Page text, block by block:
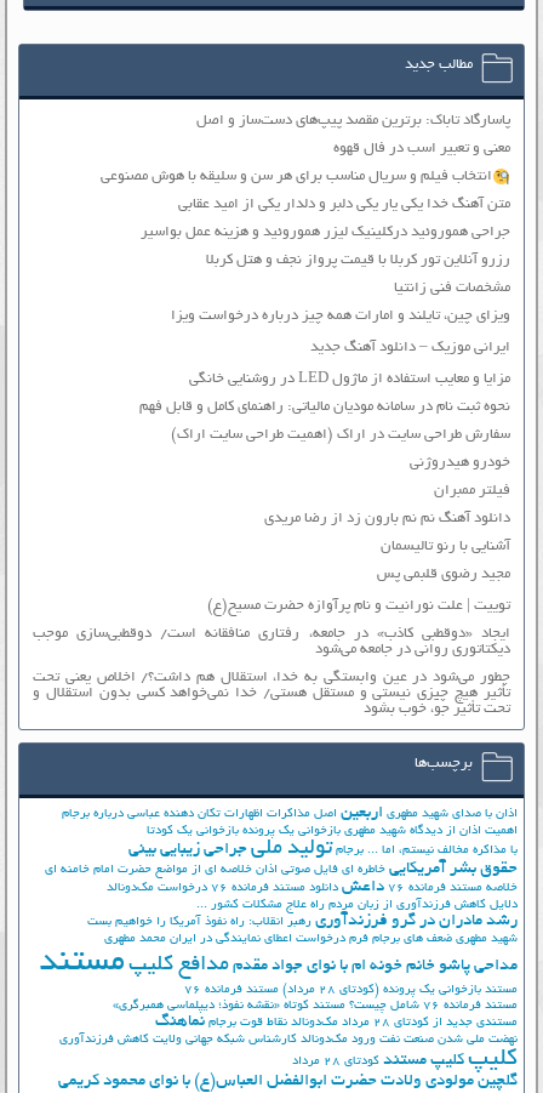
مطالب جدید
پاسارگاد تاباک: برترین مقصد پیپ‌های دست‌ساز و اصل
معنی و تعبیر اسب در فال قهوه
انتخاب فیلم و سریال مناسب برای هر سن و سلیقه با هوش مصنوعی
متن آهنگ خدا یکی یار یکی دلبر و دلدار یکی از امید عقابی
جراحی هموروئید درکلینیک لیزر هموروئید و هزینه عمل بواسیر
رزرو آنلاین تور کربلا با قیمت پرواز نجف و هتل کربلا
مشخصات فنی زانتیا
ویزای چین، تایلند و امارات همه چیز درباره درخواست ویزا
ایرانی موزیک – دانلود آهنگ جدید
مزایا و معایب استفاده از ماژول LED در روشنایی خانگی
نحوه ثبت نام در سامانه مودیان مالیاتی: راهنمای کامل و قابل فهم
سفارش طراحی سایت در اراک (اهمیت طراحی سایت اراک)
خودرو هیدروژنی
فیلتر ممبران
دانلود آهنگ نم نم بارون زد از رضا مریدی
آشنایی با رنو تالیسمان
مجید رضوی قلبمی پس
توییت | علت نورانیت و نام پرآوازه حضرت مسیح(ع)
ایجاد «دوقطبی کاذب» در جامعه، رفتاری منافقانه است/ دوقطبی‌سازی موجب
دیکتاتوری روانی در جامعه می‌شود
چطور می‌شود در عین وابستگی به خدا، استقلال هم داشت؟/ اخلاص یعنی تحت
تأثیر هیچ چیزی نیستی و مستقل هستی/ خدا نمی‌خواهد کسی بدون استقلال و
تحت تأثیر جوّ، خوب بشود
برچسب‌ها
اذان با صدای شهید مطهری اربعین اصل مذاکرات اظهارات تکان دهنده عباسی درباره برجام
اهمیت اذان از دیدگاه شهید مطهری بازخوانی یک پرونده بازخوانی یک کودتا
با مذاکره مخالف نیستم، اما ... برجام تولید ملی جراحی زیبایی بینی
حقوق بشر آمریکایی خاطره ای فایل صوتی اذان خلاصه ای از مواضع حضرت امام خامنه ای
خلاصه مستند فرمانده 76
داعش دانلود مستند فرمانده 76
درخواست مک‌دونالد
دلایل کاهش فرزندآوری از زبان مردم راه علاج مشکلات کشور ...
رشد مادران در گرو فرزندآوری رهبر انقلاب: راه نفوذ آمریکا را خواهیم بست
شهید مطهری ضعف های برجام فرم درخواست اعطای نمایندگی در ایران محمد مطهری
مداحی پاشو خانم خونه ام با نوای جواد مقدم مدافع کلیپ مستند
مستند بازخوانی یک پرونده (کودتای 28 مرداد)
مستند فرمانده 76
مستند فرمانده 76 شامل چیست؟
مستند کوتاه «نقشه نفوذ؛ دیپلماسی همبرگری»
مستندی جدید از کودتای 28 مرداد
مک‌دونالد نقاط قوت برجام نماهنگ
نهضت ملي شدن صنعت نفت ورود مک‌دونالد کارشناس شبکه جهانی ولایت کاهش فرزندآوری
کلیپ کلیپ مستند کودتای 28 مرداد
گلچین مولودی ولادت حضرت ابوالفضل العباس(ع) با نوای محمود کریمی